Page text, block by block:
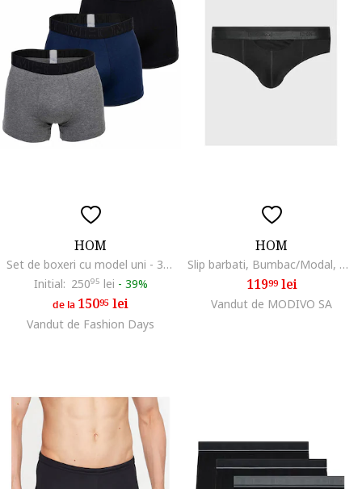
HOM
Set de boxeri cu model uni - 3 perechi, Negru/Gri/Albastru
Initial: 25095 lei - 39%
de la 15095 lei
Vandut de Fashion Days
HOM
Slip barbati, Bumbac/Modal, Negru
11999lei
Vandut de MODIVO SA